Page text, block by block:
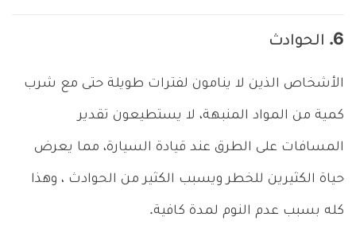
6. الحوادث
الأشخاص الذين لا ينامون لفترات طويلة حتى مع شرب
كمية من المواد المنبهة، لا يستطيعون تقدير
المسافات على الطرق عند قيادة السيارة، مما يعرض
حياة الكثيرين للخطر ويسبب الكثير من الحوادث ، وهذا
كله بسبب عدم النوم لمدة كافية.